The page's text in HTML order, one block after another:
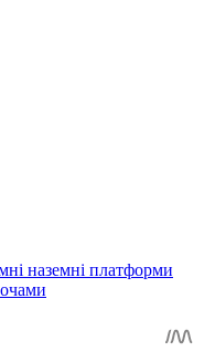
наземні платформи